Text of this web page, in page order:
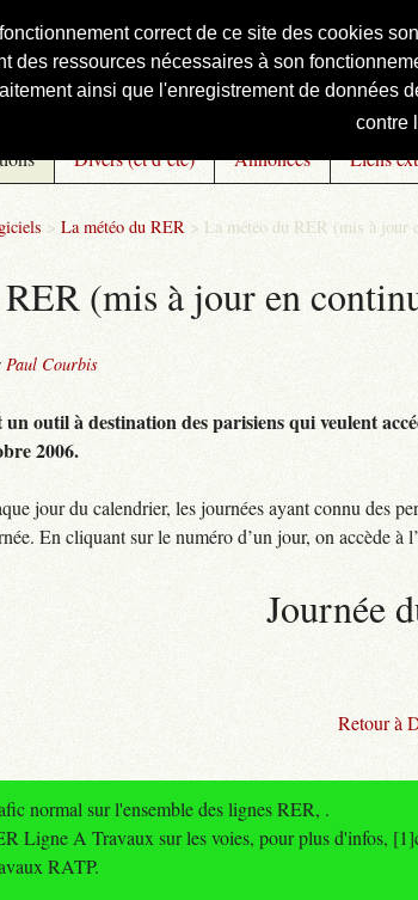
correct de ce site des cookies
des ressources nécessaires à son
ainsi que l'enregistrement de données
contre
» Blog Officiel
Divers (et d’été) Annonces Liens
> La météo du RER > La météo du RER (mis à jour
(mis à jour en
Paul Courbis
outil à destination des parisiens qui veulent
2006.
jour du calendrier, les journées ayant connu des
En cliquant sur le numéro d’un jour, on accède à
Journée
Retour à
normal sur l'ensemble des lignes RER, .
Ligne A Travaux sur les voies, pour plus d'infos,
RATP.